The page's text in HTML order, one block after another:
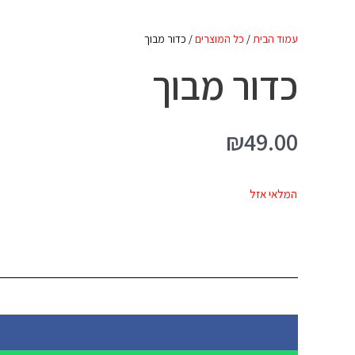
עמוד הבית / כל המוצרים/ כדור מבוך
כדור מבוך
₪49.00
המלאי אזל